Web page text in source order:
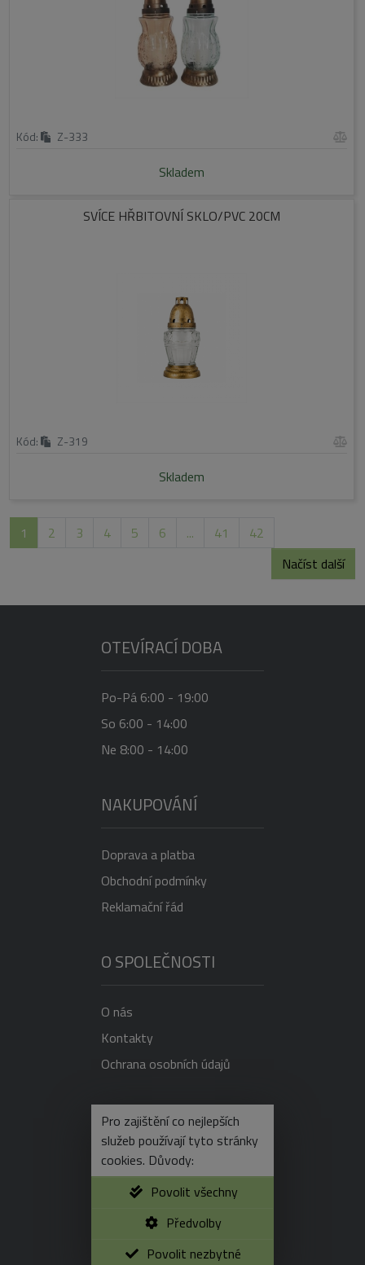
Kód: Z-333
Skladem
SVÍCE HŘBITOVNÍ SKLO/PVC 20CM
Kód: Z-319
Skladem
1 2 3 4 5 6 ... 41
42
Načíst další
OTEVÍRACÍ DOBA
Po-Pá 6:00 - 19:00
So 6:00 - 14:00
Ne 8:00 - 14:00
NAKUPOVÁNÍ
Doprava a platba
Obchodní podmínky
Reklamační řád
O SPOLEČNOSTI
O nás
Kontakty
Ochrana osobních údajů
NEVÍTE SI RADY?
+420 725 596 750
e-shop@vonekl.cz
www.vonekl.cz
Pro zajištění co nejlepších
služeb používají tyto stránky
cookies. Důvody:
Povolit všechny
Předvolby
Povolit nezbytné